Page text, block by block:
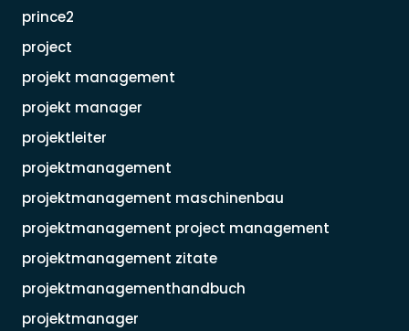
prince2
project
projekt management
projekt manager
projektleiter
projektmanagement
projektmanagement maschinenbau
projektmanagement project management
projektmanagement zitate
projektmanagementhandbuch
projektmanager